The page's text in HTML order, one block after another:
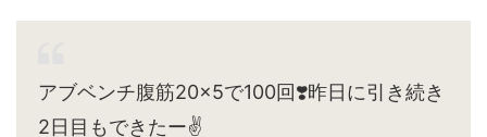
アブベンチ腹筋20×5で100回❣️昨日に引き続き
2日目もできたー✌️